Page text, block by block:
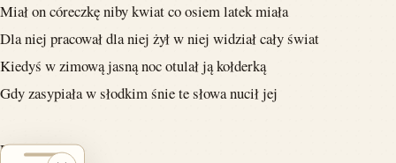
Miał on córeczkę niby kwiat co osiem latek miała
Dla niej pracował dla niej żył w niej widział cały świat
Kiedyś w zimową jasną noc otulał ją kołderką
Gdy zasypiała w słodkim śnie te słowa nucił jej
Ref: